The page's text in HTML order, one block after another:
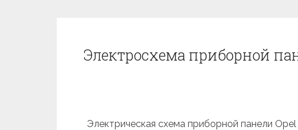
Электросхема приборной
Электрическая схема приборной панели